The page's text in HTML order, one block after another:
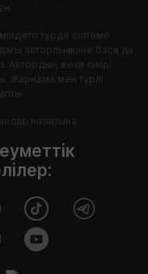
түрде сілтеме
авторлық және басқа да
Автордың жеке пікірі
Жарнама мен түрлі
назарына.